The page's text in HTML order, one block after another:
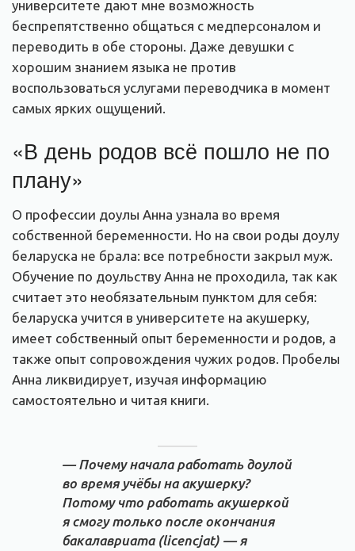
университете дают мне возможность
беспрепятственно общаться с медперсоналом и
переводить в обе стороны. Даже девушки с
хорошим знанием языка не против
воспользоваться услугами переводчика в момент
самых ярких ощущений.
«В день родов всё пошло не по
плану»
О профессии доулы Анна узнала во время
собственной беременности. Но на свои роды доулу
беларуска не брала: все потребности закрыл муж.
Обучение по доульству Анна не проходила, так как
считает это необязательным пунктом для себя:
беларуска учится в университете на акушерку,
имеет собственный опыт беременности и родов, а
также опыт сопровождения чужих родов. Пробелы
Анна ликвидирует, изучая информацию
самостоятельно и читая книги.
— Почему начала работать доулой
во время учёбы на акушерку?
Потому что работать акушеркой
я смогу только после окончания
бакалавриата (licencjat) — я